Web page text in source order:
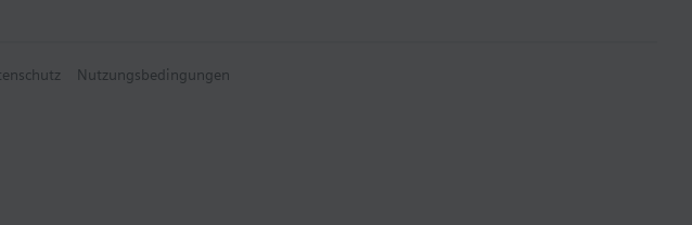
Nutzungsbedingungen